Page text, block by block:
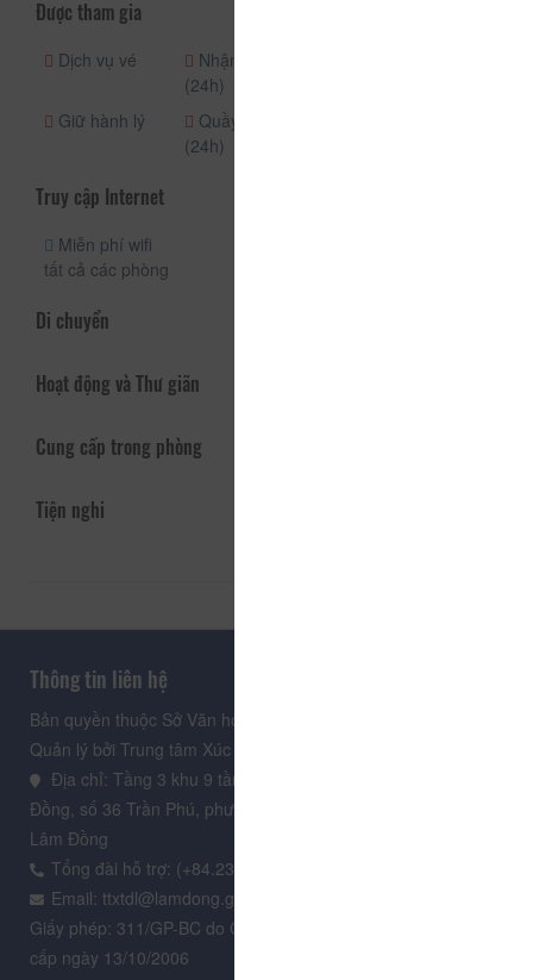
Được tham gia
Dịch vụ vé
Nhận phòng
(24h)
Giữ hành lý
Quầy lễ tân
(24h)
Truy cập Internet
Miễn phí wifi
tất cả các phòng
Di chuyển
Hoạt động và Thư giãn
Cung cấp trong phòng
Tiện nghi
Thông tin liên hệ
Bản quyền thuộc Sở Văn hoá, Thể thao và Du lịch Lâm Đồng.
Quản lý bởi Trung tâm Xúc tiến Du lịch Lâm Đồng
Địa chỉ: Tầng 3 khu 9 tầng, Trung tâm Hành chính tỉnh Lâm
Đồng, số 36 Trần Phú, phường Xuân Hương - Đà Lạt, tỉnh
Lâm Đồng
Tổng đài hỗ trợ: (+84.235) 3.916.961
Email: ttxtdl@lamdong.gov.vn
Giấy phép: 311/GP-BC do Cục Báo chí - Bộ Văn hóa Thông tin
cấp ngày 13/10/2006